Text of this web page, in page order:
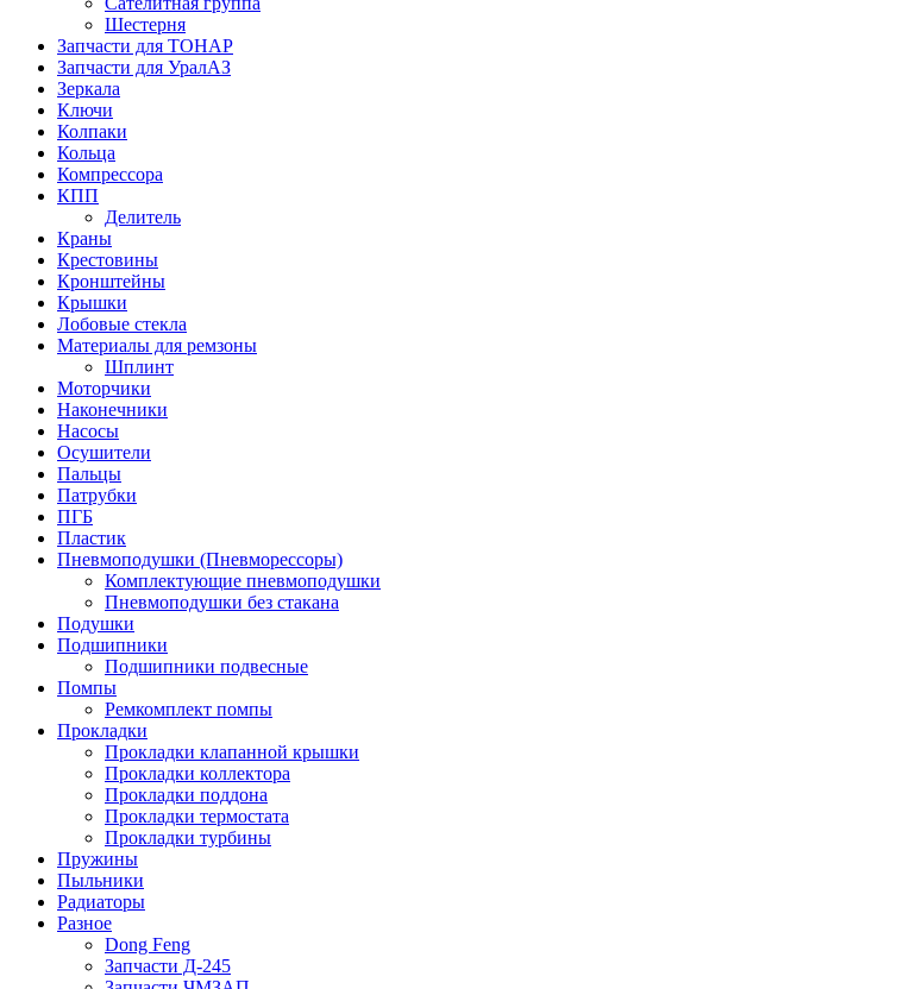
Шестерня
Запчасти для ТОНАР
Запчасти для УралАЗ
Зеркала
Ключи
Колпаки
Кольца
Компрессора
КПП
Делитель
Краны
Крестовины
Кронштейны
Крышки
Лобовые стекла
Материалы для ремзоны
Шплинт
Моторчики
Наконечники
Насосы
Осушители
Пальцы
Патрубки
ПГБ
Пластик
Пневмоподушки (Пневморессоры)
Комплектующие пневмоподушки
Пневмоподушки без стакана
Подушки
Подшипники
Подшипники подвесные
Помпы
Ремкомплект помпы
Прокладки
Прокладки клапанной крышки
Прокладки коллектора
Прокладки поддона
Прокладки термостата
Прокладки турбины
Пружины
Пыльники
Радиаторы
Разное
Dong Feng
Запчасти Д-245